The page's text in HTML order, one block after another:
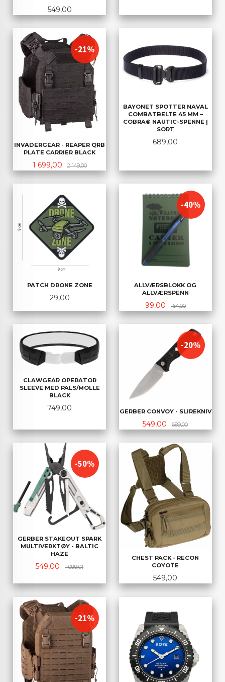
Pris
549,00
INVADERGEAR - REAPER QRB
PLATE CARRIER BLACK
Tilbud
1 699,00 2 149,00Rabatt
-21%
BAYONET SPOTTER NAVAL
COMBATBELTE 45 MM –
COBRA® NAUTIC-SPENNE |
SORT
Pris
689,00
PATCH DRONE ZONE
Pris
29,00
ALLVÆRSBLOKK OG
ALLVÆRSPENN
Tilbud
99,00 164,00Rabatt
-40%
CLAWGEAR OPERATOR
SLEEVE MED PALS/MOLLE
BLACK
Pris
749,00 GERBER CONVOY - SLIREKNIV
Tilbud
549,00 689,00Rabatt
-20%
GERBER STAKEOUT SPARK
MULTIVERKTØY - BALTIC
HAZE
Tilbud
549,00 1 099,01Rabatt
-50%
CHEST PACK - RECON
COYOTE
Pris
549,00
-21%